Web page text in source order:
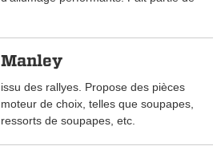
Manley
issu des rallyes. Propose des pièces
moteur de choix, telles que soupapes,
ressorts de soupapes, etc.